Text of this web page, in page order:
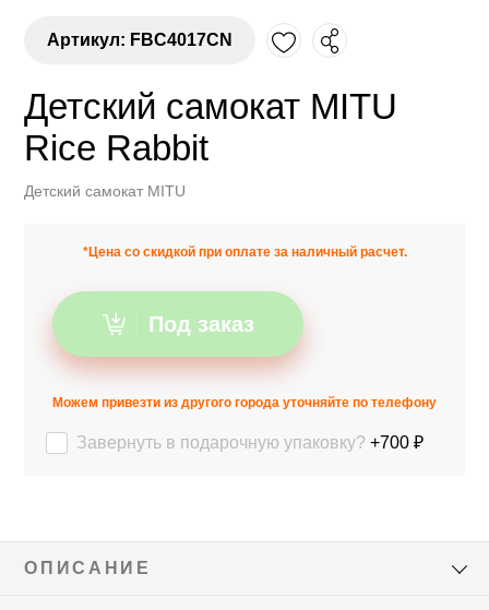
Артикул: FBC4017CN
Детский самокат MITU
Rice Rabbit
Детский самокат MITU
*Цена со скидкой при оплате за наличный расчет.
Под заказ
Можем привезти из другого города уточняйте по телефону
Завернуть в подарочную упаковку? +700 ₽
ОПИСАНИЕ